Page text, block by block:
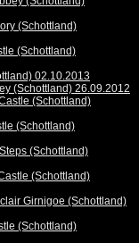
(Schottland)
(Schottland)
02.10.2013
(Schottland) 26.09.2012
(Schottland)
(Schottland)
(Schottland)
(Schottland)
Girnigoe (Schottland)
(Schottland)